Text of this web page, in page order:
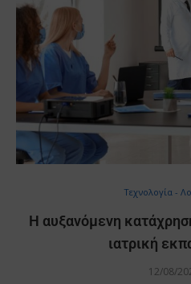
Τεχνολογία -
Η αυξανόμενη
ιατρική
12/08/